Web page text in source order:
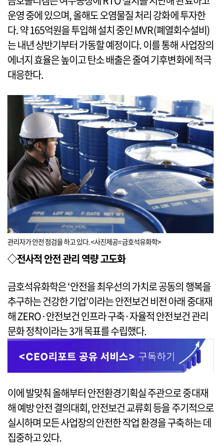
운영 중에 있으며, 올해도 오염물질 처리 강화에 투자한
다. 약 165억원을 투입해 설치 중인 MVR(폐열회수설비)
는 내년 상반기부터 가동할 예정이다. 이를 통해 사업장의
에너지 효율은 높이고 탄소 배출은 줄여 기후변화에 적극
대응한다.
관리자가 안전 점검을 하고 있다. <사진제공=금호석유화학>
◇전사적 안전 관리 역량 고도화
금호석유화학은 ‘안전을 최우선의 가치로 공동의 행복을
추구하는 건강한 기업’이라는 안전보건 비전 아래 중대재
해 ZERO·안전보건 인프라 구축·자율적 안전보건 관리
문화 정착이라는 3개 목표를 수립했다.
이에 발맞춰 올해부터 안전환경기획실 주관으로 중대재
해 예방 안전 결의대회, 안전보건 교류회 등을 주기적으로
실시하며 모든 사업장의 안전한 작업 환경을 구축하는 데
집중하고 있다.